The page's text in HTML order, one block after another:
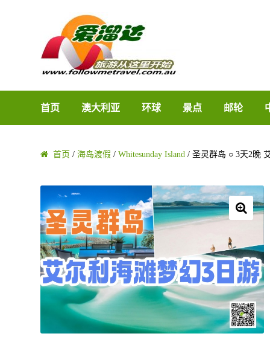
Skip to navigation
Skip to content
首页 澳大利亚 环球 景点 邮轮
首页 / 海岛渡假 / Whitesunday Island / 圣灵群岛 ○ 3天2晚